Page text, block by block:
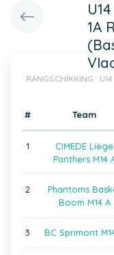
1A
RANGSCHIKKING :
# Team
1
CIMEDE Liège
Panthers M14
2
Phantoms
Boom M14 A
3 BC Sprimont